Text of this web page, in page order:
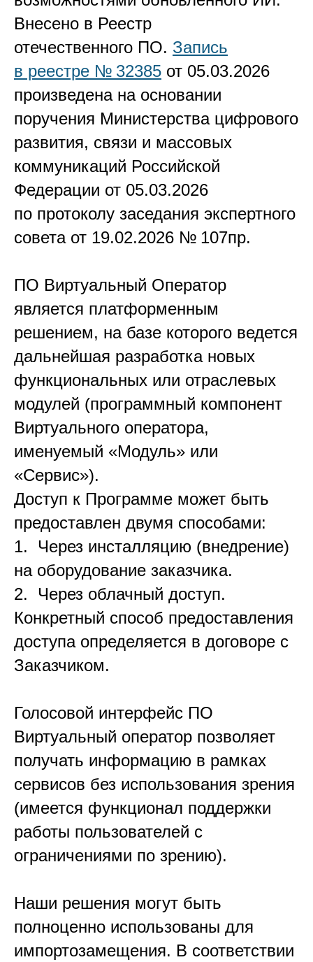
Внесено в Реестр
отечественного ПО. Запись
в реестре № 32385 от 05.03.2026
произведена на основании
поручения Министерства цифрового
развития, связи и массовых
коммуникаций Российской
Федерации от 05.03.2026
по протоколу заседания экспертного
совета от 19.02.2026 № 107пр.
ПО Виртуальный Оператор
является платформенным
решением, на базе которого ведется
дальнейшая разработка новых
функциональных или отраслевых
модулей (программный компонент
Виртуального оператора,
именуемый «Модуль» или
«Сервис»).
Доступ к Программе может быть
предоставлен двумя способами:
1. Через инсталляцию (внедрение)
на оборудование заказчика.
2. Через облачный доступ.
Конкретный способ предоставления
доступа определяется в договоре с
Заказчиком.
Голосовой интерфейс ПО
Виртуальный оператор позволяет
получать информацию в рамках
сервисов без использования зрения
(имеется функционал поддержки
работы пользователей с
ограничениями по зрению).
Наши решения могут быть
полноценно использованы для
импортозамещения. В соответствии